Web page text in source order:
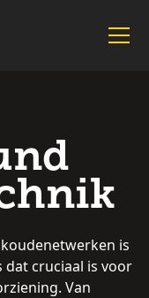
is
dat cruciaal is voor
Van